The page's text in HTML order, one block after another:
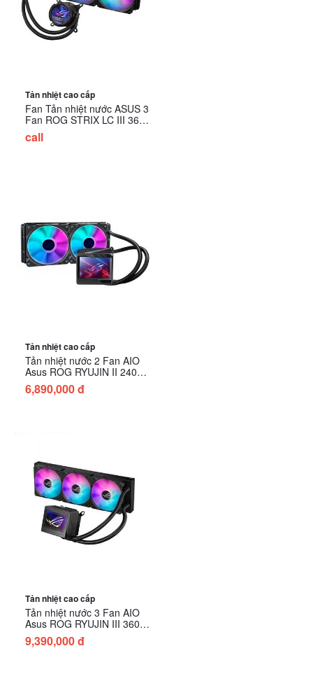
Tản nhiệt cao cấp
Fan Tản nhiệt nước ASUS 3
Fan ROG STRIX LC III 360
ARGB LCD
call
Tản nhiệt cao cấp
Tản nhiệt nước 2 Fan AIO
Asus ROG RYUJIN II 240
ARGB
6,890,000 đ
Tản nhiệt cao cấp
Tản nhiệt nước 3 Fan AIO
Asus ROG RYUJIN III 360
ARGB
9,390,000 đ